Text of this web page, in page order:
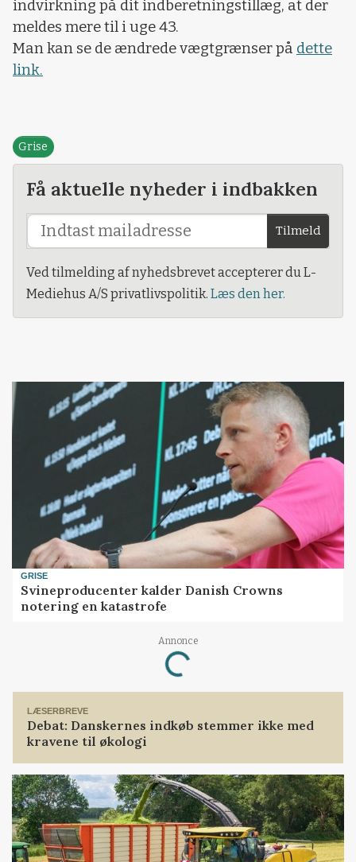
indvirkning på dit indberetningstillæg, at der
meldes mere til i uge 43.
Man kan se de ændrede vægtgrænser på dette
link.
Grise
Få aktuelle nyheder i indbakken
Tilmeld
Ved tilmelding af nyhedsbrevet accepterer du L-
Mediehus A/S privatlivspolitik. Læs den her.
GRISE
Svineproducenter kalder Danish Crowns
notering en katastrofe
Annonce
Loading...
LÆSERBREVE
Debat: Danskernes indkøb stemmer ikke med
kravene til økologi